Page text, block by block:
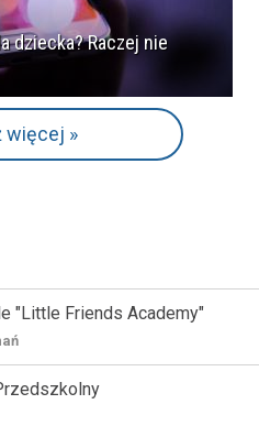
dziecka? Raczej nie
więcej »
"Little Friends Academy"